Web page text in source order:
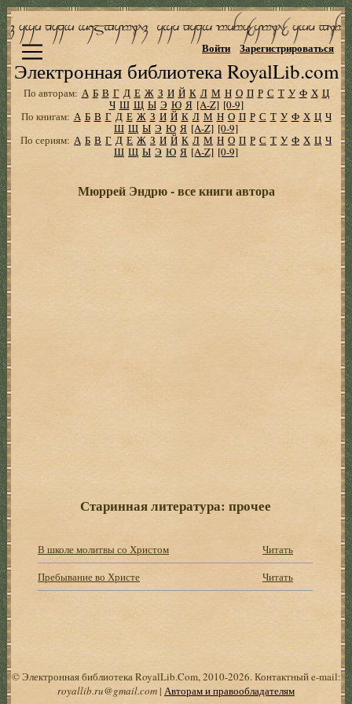
Электронная библиотека RoyalLib.com
Войти Зарегистрироваться
По авторам: А Б В Г Д Е Ж З И Й К Л М Н О П Р С Т У Ф Х Ц
Ч Ш Щ Ы Э Ю Я [A-Z] [0-9]
По книгам: А Б В Г Д Е Ж З И Й К Л М Н О П Р С Т У Ф Х Ц Ч
Ш Щ Ы Э Ю Я [A-Z] [0-9]
По сериям: А Б В Г Д Е Ж З И Й К Л М Н О П Р С Т У Ф Х Ц Ч
Ш Щ Ы Э Ю Я [A-Z] [0-9]
Мюррей Эндрю - все книги автора
Старинная литература: прочее
В школе молитвы со Христом
Читать
Пребывание во Христе
Читать
© Электронная библиотека RoyalLib.Com, 2010-2026. Контактный e-mail:
royallib.ru@gmail.com| Авторам и правообладателям